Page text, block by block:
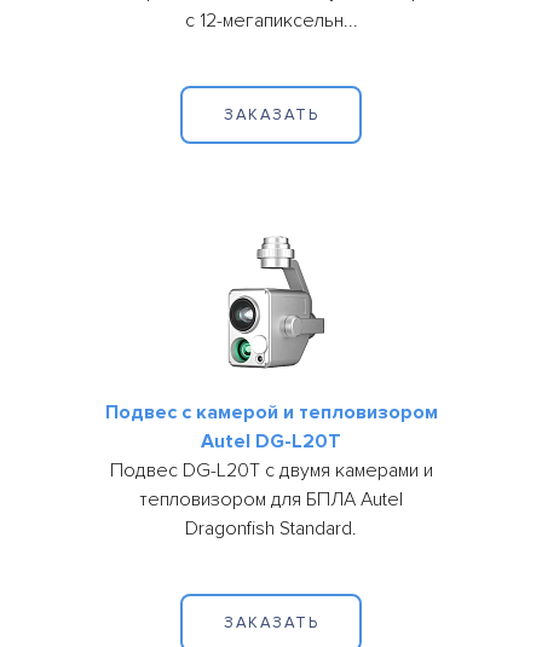
с 12-мегапиксельн...
ЗАКАЗАТЬ
Подвес с камерой и тепловизором
Autel DG-L20T
Подвес DG-L20T с двумя камерами и
тепловизором для БПЛА Autel
Dragonfish Standard.
ЗАКАЗАТЬ